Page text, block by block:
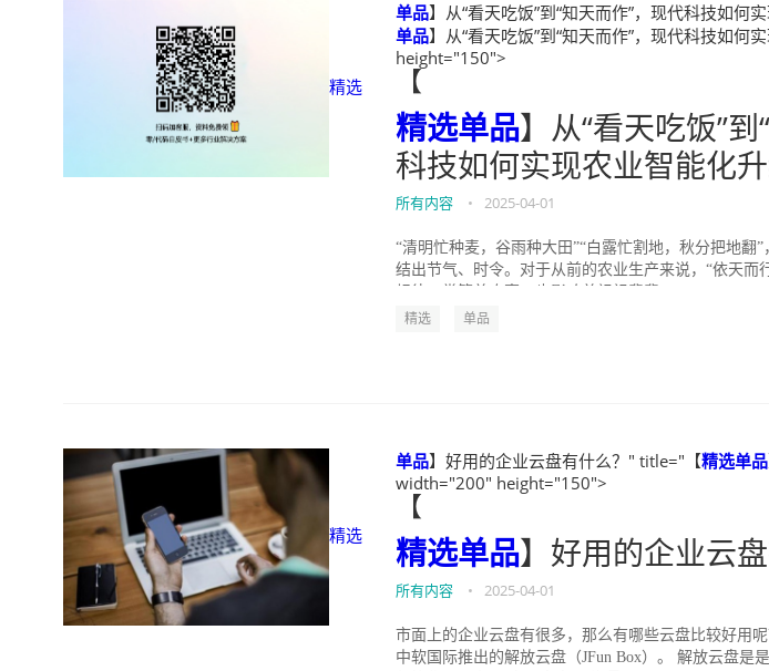
精选
单品】从“看天吃饭”到“知天而作”，现代科技如何
单品】从“看天吃饭”到“知天而作”，现代科技如
height="150">
【
精选单品】从“看天吃饭”
科技如何实现农业智能化
所有内容 • 2025-04-01
“清明忙种麦，谷雨种大田”“白露忙割地，秋分把地翻
结出节气、时令。对于从前的农业生产来说，“依天而
精选 单品
精选
单品】好用的企业云盘有什么？" title="【精选单品
width="200" height="150">
【
精选单品】好用的企业云盘
所有内容 • 2025-04-01
市面上的企业云盘有很多，那么有哪些云盘比较好用
中软国际推出的解放云盘（JFun Box）。 解放云盘是